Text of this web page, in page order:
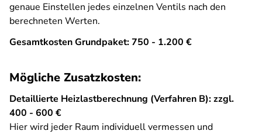
genaue Einstellen jedes einzelnen Ventils nach den
berechneten Werten.
Gesamtkosten Grundpaket: 750 - 1.200 €
Mögliche Zusatzkosten:
Detaillierte Heizlastberechnung (Verfahren B): zzgl.
400 - 600 €
Hier wird jeder Raum individuell vermessen und